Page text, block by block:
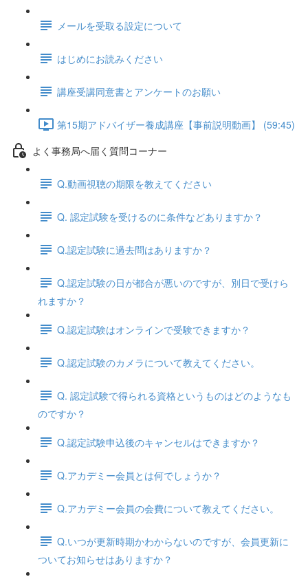
メールを受取る設定について
はじめにお読みください
講座受講同意書とアンケートのお願い
第15期アドバイザー養成講座【事前説明動画】 (59:45)
よく事務局へ届く質問コーナー
Q.動画視聴の期限を教えてください
Q. 認定試験を受けるのに条件などありますか？
Q.認定試験に過去問はありますか？
Q.認定試験の日が都合が悪いのですが、別日で受けら
れますか？
Q.認定試験はオンラインで受験できますか？
Q.認定試験のカメラについて教えてください。
Q. 認定試験で得られる資格というものはどのようなも
のですか？
Q.認定試験申込後のキャンセルはできますか？
Q.アカデミー会員とは何でしょうか？
Q.アカデミー会員の会費について教えてください。
Q.いつが更新時期かわからないのですが、会員更新に
ついてお知らせはありますか？